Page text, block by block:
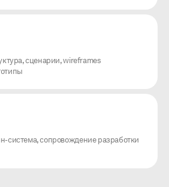
сценарии, wireframes
система, сопровождение разработки